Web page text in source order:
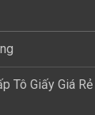
Tô Giấy Giá Rẻ